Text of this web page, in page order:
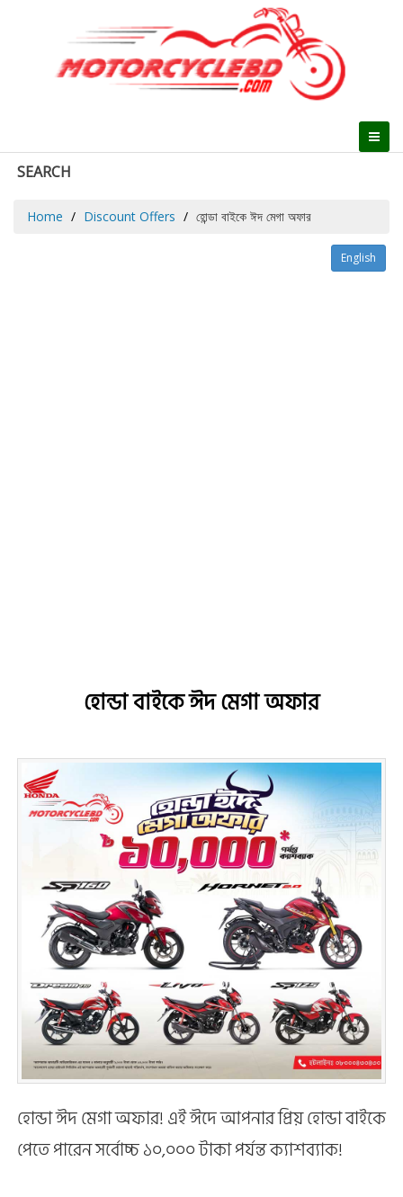
SEARCH
Home Discount Offers হোন্ডা বাইকে ঈদ মেগা অফার
English
হোন্ডা বাইকে ঈদ মেগা অফার
হোন্ডা ঈদ মেগা অফার! এই ঈদে আপনার প্রিয় হোন্ডা বাইকে
পেতে পারেন সর্বোচ্চ ১০,০০০ টাকা পর্যন্ত ক্যাশব্যাক!